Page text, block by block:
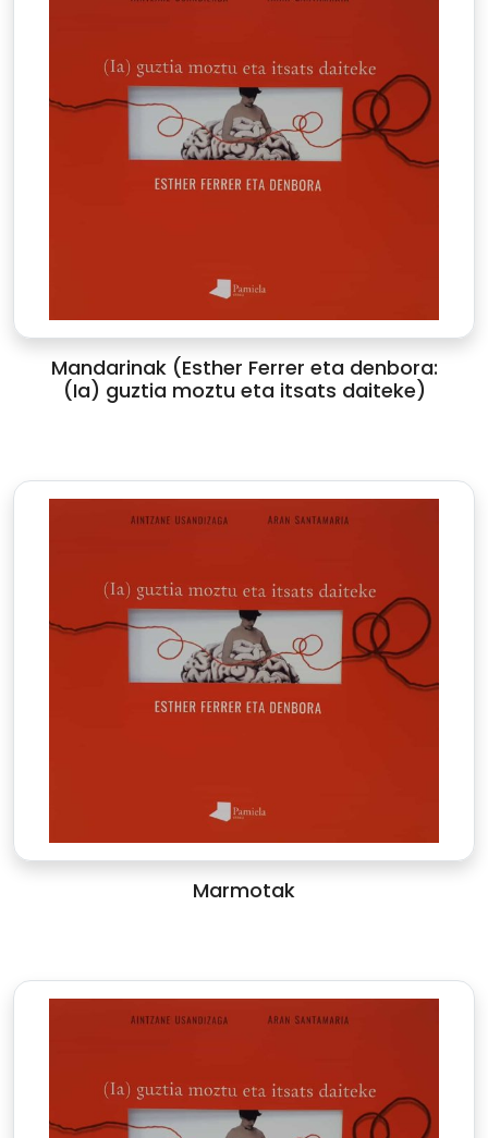
Mandarinak (Esther Ferrer eta denbora:
(Ia) guztia moztu eta itsats daiteke)
Marmotak